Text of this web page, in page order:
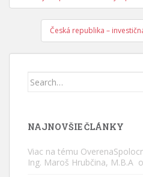
v
článkuČeská republika –
Search
NAJNOVŠIE ČLÁNKY
Viac na tému
Ing. Maroš Hrubčina, M.B.A